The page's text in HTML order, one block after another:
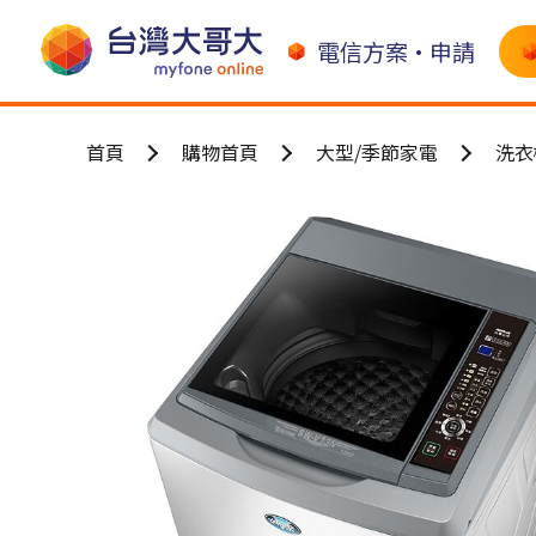
電信方案•申請
首頁 購物首頁 大型/季節家電 洗